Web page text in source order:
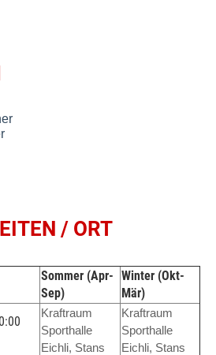
/ ORT
Sommer (Apr-
Sep)
Winter (Okt-
Mär)
Kraftraum
Sporthalle
Eichli, Stans
Kraftraum
Sporthalle
Eichli, Stans